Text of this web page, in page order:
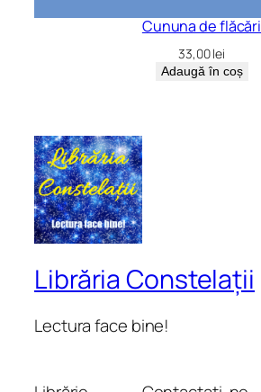
Cununa de flăcări
33,00lei
Adaugă în coș
Librăria Constelații
Lectura face bine!